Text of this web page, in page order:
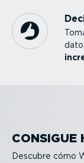
CONSIGUE
Descubre cómo